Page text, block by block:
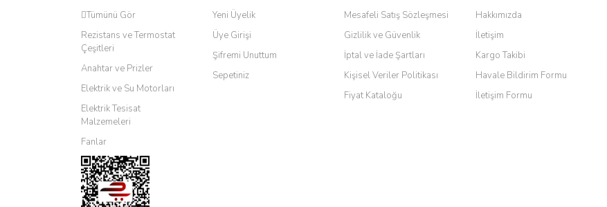
Tümünü Gör
Rezistans ve Termostat
Çeşitleri
Anahtar ve Prizler
Elektrik ve Su Motorları
Elektrik Tesisat
Malzemeleri
Fanlar
Yeni Üyelik
Üye Girişi
Şifremi Unuttum
Sepetiniz
Mesafeli Satış Sözleşmesi
Gizlilik ve Güvenlik
İptal ve İade Şartları
Kişisel Veriler Politikası
Fiyat Kataloğu
Hakkımızda
İletişim
Kargo Takibi
Havale Bildirim Formu
İletişim Formu